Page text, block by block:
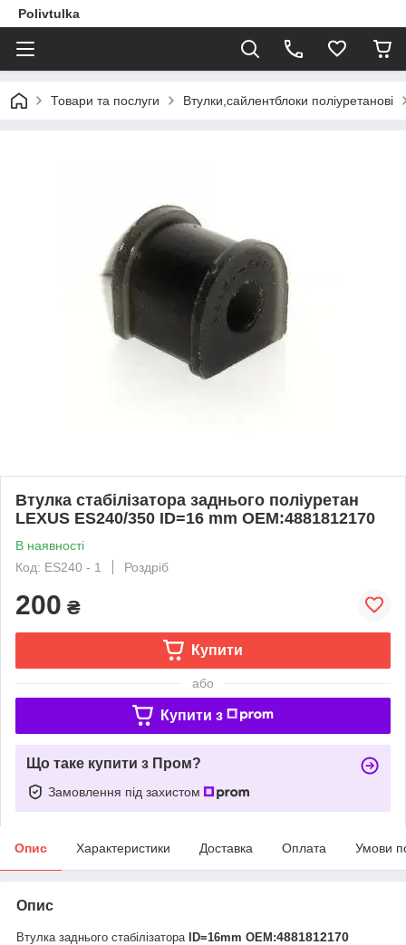
Polivtulka
Товари та послуги Втулки,сайлентблоки поліуретанові
Втулка стабілізатора заднього поліуретан
LEXUS ES240/350 ID=16 mm OEM:4881812170
В наявності
Код: ES240 - 1
Роздріб
200 ₴
Купити
або
Купити з
Що таке купити з Пром?
Замовлення під захистом
Опис Характеристики Доставка Оплата Умови
Опис
Втулка заднього стабілізатора ID=16mm ОЕМ:4881812170